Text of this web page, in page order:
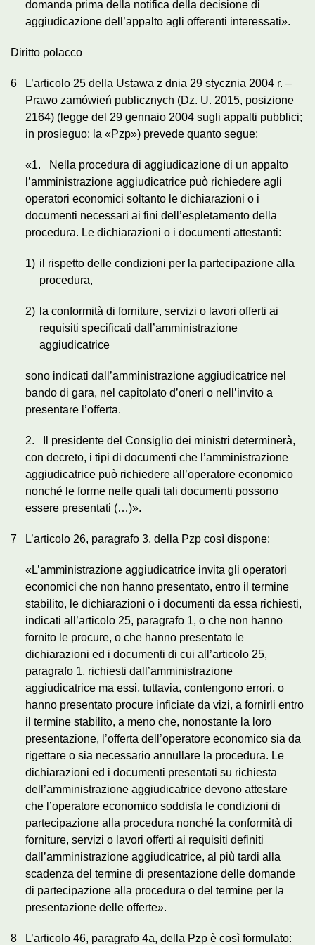
domanda prima della notifica della decisione di
aggiudicazione dell’appalto agli offerenti interessati».
Diritto polacco
6
L’articolo 25 della Ustawa z dnia 29 stycznia 2004 r. –
Prawo zamówień publicznych (Dz. U. 2015, posizione
2164) (legge del 29 gennaio 2004 sugli appalti pubblici;
in prosieguo: la «Pzp») prevede quanto segue:
«1. Nella procedura di aggiudicazione di un appalto
l’amministrazione aggiudicatrice può richiedere agli
operatori economici soltanto le dichiarazioni o i
documenti necessari ai fini dell’espletamento della
procedura. Le dichiarazioni o i documenti attestanti:
1) il rispetto delle condizioni per la partecipazione alla
procedura,
2) la conformità di forniture, servizi o lavori offerti ai
requisiti specificati dall’amministrazione
aggiudicatrice
sono indicati dall’amministrazione aggiudicatrice nel
bando di gara, nel capitolato d’oneri o nell’invito a
presentare l’offerta.
2. Il presidente del Consiglio dei ministri determinerà,
con decreto, i tipi di documenti che l’amministrazione
aggiudicatrice può richiedere all’operatore economico
nonché le forme nelle quali tali documenti possono
essere presentati (…)».
7 L’articolo 26, paragrafo 3, della Pzp così dispone:
«L’amministrazione aggiudicatrice invita gli operatori
economici che non hanno presentato, entro il termine
stabilito, le dichiarazioni o i documenti da essa richiesti,
indicati all’articolo 25, paragrafo 1, o che non hanno
fornito le procure, o che hanno presentato le
dichiarazioni ed i documenti di cui all’articolo 25,
paragrafo 1, richiesti dall’amministrazione
aggiudicatrice ma essi, tuttavia, contengono errori, o
hanno presentato procure inficiate da vizi, a fornirli entro
il termine stabilito, a meno che, nonostante la loro
presentazione, l’offerta dell’operatore economico sia da
rigettare o sia necessario annullare la procedura. Le
dichiarazioni ed i documenti presentati su richiesta
dell’amministrazione aggiudicatrice devono attestare
che l’operatore economico soddisfa le condizioni di
partecipazione alla procedura nonché la conformità di
forniture, servizi o lavori offerti ai requisiti definiti
dall’amministrazione aggiudicatrice, al più tardi alla
scadenza del termine di presentazione delle domande
di partecipazione alla procedura o del termine per la
presentazione delle offerte».
8 L’articolo 46, paragrafo 4a, della Pzp è così formulato: